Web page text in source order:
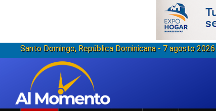
Santo Domingo, República Dominicana - 7 agosto 2026